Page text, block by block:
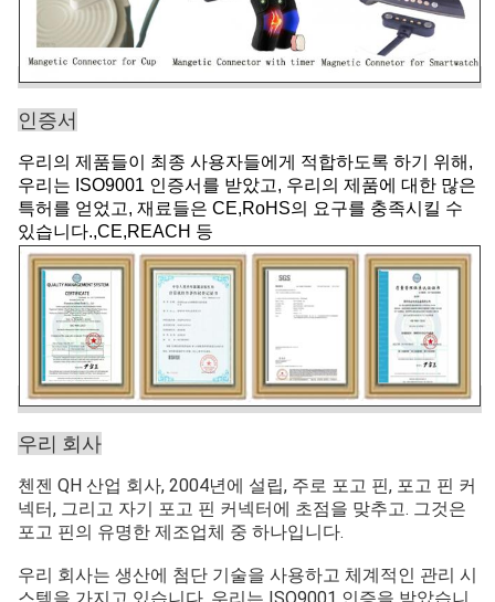
인증서
우리의 제품들이 최종 사용자들에게 적합하도록 하기 위해,
우리는 ISO9001 인증서를 받았고, 우리의 제품에 대한 많은
특허를 얻었고, 재료들은 CE,RoHS의 요구를 충족시킬 수
있습니다.,CE,REACH 등
우리 회사
첸젠 QH 산업 회사, 2004년에 설립, 주로 포고 핀, 포고 핀 커
넥터, 그리고 자기 포고 핀 커넥터에 초점을 맞추고. 그것은
포고 핀의 유명한 제조업체 중 하나입니다.
우리 회사는 생산에 첨단 기술을 사용하고 체계적인 관리 시